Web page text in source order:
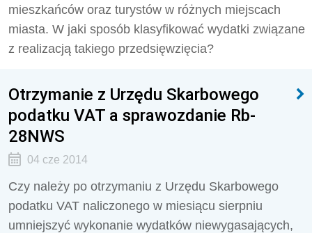
mieszkańców oraz turystów w różnych miejscach
miasta. W jaki sposób klasyfikować wydatki związane
z realizacją takiego przedsięwzięcia?
Otrzymanie z Urzędu Skarbowego
podatku VAT a sprawozdanie Rb-
28NWS
04 cze 2014
Czy należy po otrzymaniu z Urzędu Skarbowego
podatku VAT naliczonego w miesiącu sierpniu
umniejszyć wykonanie wydatków niewygasających,